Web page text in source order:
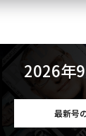
2026年
最新号